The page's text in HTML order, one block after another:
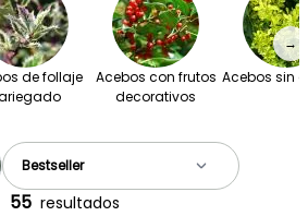
de follaje
Acebos con frutos
decorativos
Acebos sin
→
55 resultados